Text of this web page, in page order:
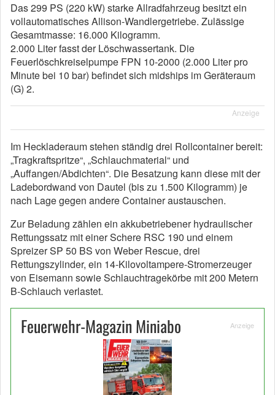
Das 299 PS (220 kW) starke Allradfahrzeug besitzt ein
vollautomatisches Allison-Wandlergetriebe. Zulässige
Gesamtmasse: 16.000 Kilogramm.
2.000 Liter fasst der Löschwassertank. Die
Feuerlöschkreiselpumpe FPN 10-2000 (2.000 Liter pro
Minute bei 10 bar) befindet sich midships im Geräteraum
(G) 2.
Anzeige
Im Heckladeraum stehen ständig drei Rollcontainer bereit:
„Tragkraftspritze“, „Schlauchmaterial“ und
„Auffangen/Abdichten“. Die Besatzung kann diese mit der
Ladebordwand von Dautel (bis zu 1.500 Kilogramm) je
nach Lage gegen andere Container austauschen.
Zur Beladung zählen ein akkubetriebener hydraulischer
Rettungssatz mit einer Schere RSC 190 und einem
Spreizer SP 50 BS von Weber Rescue, drei
Rettungszylinder, ein 14-Kilovoltampere-Stromerzeuger
von Eisemann sowie Schlauchtragekörbe mit 200 Metern
B-Schlauch verlastet.
Feuerwehr-Magazin Miniabo Anzeige